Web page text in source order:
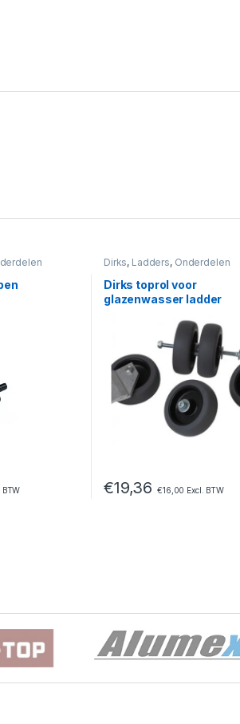
BTW
Dirks, Ladders, Onderdelen
Dirks toprol voor
glazenwasser ladder
€19,36 €16,00 Excl. BTW